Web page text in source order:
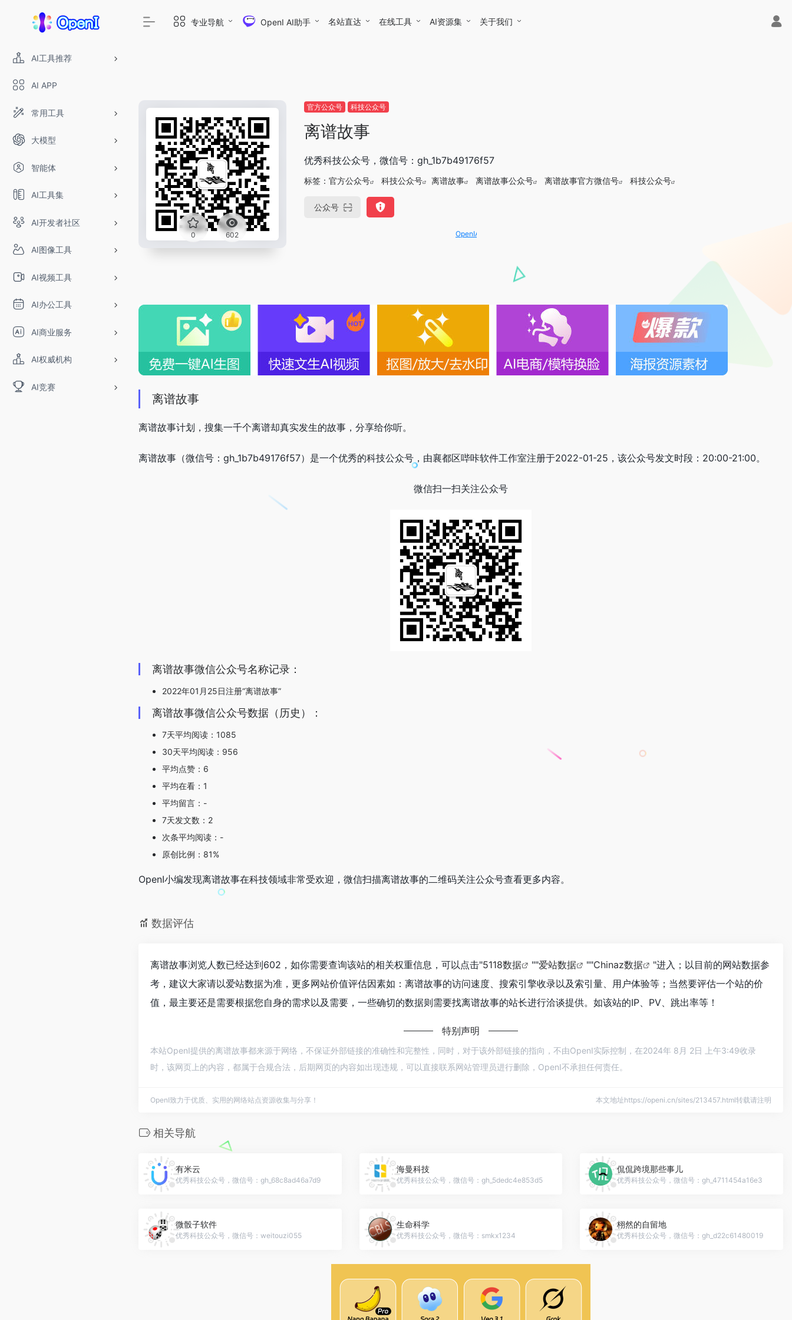
AI工具推荐
AI APP
常用工具
大模型
智能体
AI工具集
AI开发者社区
AI图像工具
AI视频工具
AI办公工具
AI商业服务
AI权威机构
AI竞赛
专业导航 OpenI AI助手 名站直达 在线工具 AI资源集 关于我们
0 602
官方公众号 科技公众号
离谱故事
优秀科技公众号，微信号：gh_1b7b49176f57
标签： 官方公众号 科技公众号 离谱故事 离谱故事公众号 离谱故事官方微信号 科技公众号
公众号
OpenIAPI，一站式大模型API聚合平台
离谱故事
离谱故事计划，搜集一千个离谱却真实发生的故事，分享给你听。
离谱故事（微信号：gh_1b7b49176f57）是一个优秀的科技公众号，由襄都区哔咔软件工作室注册于2022-01-25，该公众号发文时段：20:00-21:00。
微信扫一扫关注公众号
离谱故事微信公众号名称记录：
2022年01月25日注册“离谱故事”
离谱故事微信公众号数据（历史）：
7天平均阅读：1085
30天平均阅读：956
平均点赞：6
平均在看：1
平均留言：-
7天发文数：2
次条平均阅读：-
原创比例：81%
OpenI小编发现离谱故事在科技领域非常受欢迎，微信扫描离谱故事的二维码关注公众号查看更多内容。
数据评估
离谱故事浏览人数已经达到602，如你需要查询该站的相关权重信息，可以点击"5118数据 ""爱站数据 ""Chinaz数据
"进入；以目前的网站数据参
考，建议大家请以爱站数据为准，更多网站价值评估因素如：离谱故事的访问速度、搜索引擎收录以及索引量、用户体验等；当然要评估一个站的价
值，最主要还是需要根据您自身的需求以及需要，一些确切的数据则需要找离谱故事的站长进行洽谈提供。如该站的IP、PV、跳出率等！
特别声明
本站OpenI提供的离谱故事都来源于网络，不保证外部链接的准确性和完整性，同时，对于该外部链接的指向，不由OpenI实际控制，在2024年 8月 2日 上午3:49收录
时，该网页上的内容，都属于合规合法，后期网页的内容如出现违规，可以直接联系网站管理员进行删除，OpenI不承担任何责任。
OpenI致力于优质、实用的网络站点资源收集与分享！ 本文地址https://openi.cn/sites/213457.html转载请注明
相关导航
有米云
优秀科技公众号，微信号：gh_68c8ad46a7d9
海曼科技
优秀科技公众号，微信号：gh_5dedc4e853d5
侃侃跨境那些事儿
优秀科技公众号，微信号：gh_4711454a16e3
微骰子软件
优秀科技公众号，微信号：weitouzi055
生命科学
优秀科技公众号，微信号：smkx1234
栩然的自留地
优秀科技公众号，微信号：gh_d22c61480019